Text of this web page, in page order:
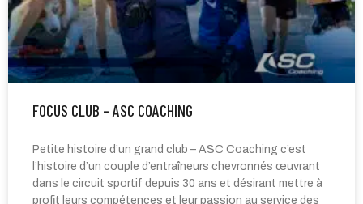
FOCUS CLUB – ASC COACHING
Petite histoire d’un grand club – ASC Coaching c’est
l’histoire d’un couple d’entraîneurs chevronnés œuvrant
dans le circuit sportif depuis 30 ans et désirant mettre à
profit leurs compétences et leur passion au service des